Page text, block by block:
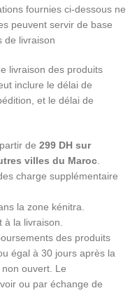
fournies ci-dessous ne
peuvent servir de base
de livraison
livraison des produits
inclure le délai de
et le délai de
de 299 DH sur
villes du Maroc
charge supplémentaire
la zone kénitra.
à la livraison.
des produits
égal à 30 jours après la
ouvert. Le
ou par échange de